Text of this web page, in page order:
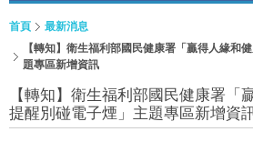
首頁
最新消息
【轉知】衛生福利部國民健康署「贏得人緣和
題專區新增資訊
【轉知】衛生福利部國民健康署「
提醒別碰電子煙」主題專區新增資